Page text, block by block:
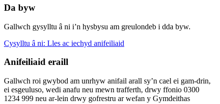
Da byw
Gallwch gysylltu â ni i’n hysbysu am greulondeb i dda byw.
Cysylltu â ni: Lles ac iechyd anifeiliaid
Anifeiliaid eraill
Gallwch roi gwybod am unrhyw anifail arall sy’n cael ei gam-drin,
ei esgeuluso, wedi anafu neu mewn trafferth, drwy ffonio 0300
1234 999 neu ar-lein drwy gofrestru ar wefan y Gymdeithas